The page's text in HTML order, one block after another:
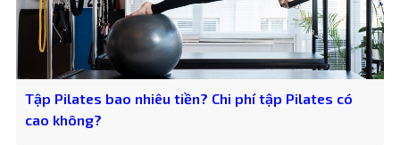
Tập Pilates bao nhiêu tiền? Chi phí tập Pilates có
cao không?